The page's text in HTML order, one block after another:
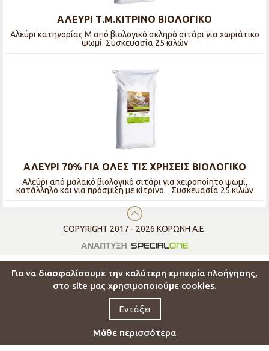
Για να διασφαλίσουμε την καλύτερη εμπειρία πλοήγησης,
στο site μας χρησιμοποιούμε cookies.
Εντάξει
Μάθε περισσότερα
ΑΛΕΥΡΙ Τ.Μ.ΚΙΤΡΙΝΟ ΒΙΟΛΟΓΙΚΟ
Αλεύρι κατηγορίας Μ από βιολογικό σκληρό σιτάρι για χωριάτικο
ψωμί. Συσκευασία 25 κιλών
ΑΛΕΥΡΙ 70% ΓΙΑ ΟΛΕΣ ΤΙΣ ΧΡΗΣΕΙΣ ΒΙΟΛΟΓΙΚΟ
Αλεύρι από μαλακό βιολογικό σιτάρι για χειροποίητο ψωμί,
κατάλληλο και για πρόσμιξη με κίτρινο. Συσκευασία 25 κιλών
COPYRIGHT 2017 - 2026 ΚΟΡΩΝΗ Α.Ε.